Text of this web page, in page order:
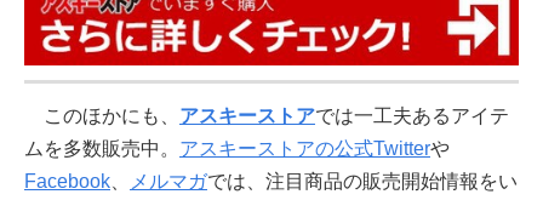
このほかにも、 アスキーストアでは一工夫あるアイテ
ムを多数販売中。 アスキーストアの公式Twitterや
Facebook
メルマガでは、注目商品の販売開始情報をい